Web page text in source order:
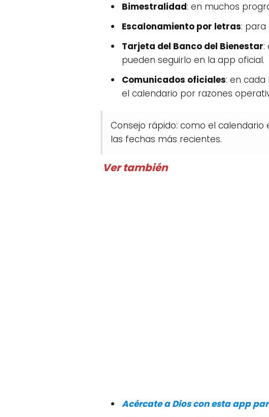
Bimestralidad: en muchos
Escalonamiento por letras:
Tarjeta del Banco del Bienestar:
pueden seguirlo en la app oficial.
Comunicados oficiales: en
el calendario por razones
Consejo rápido: como el
las fechas más recientes.
Ver también
Acércate a Dios con esta app